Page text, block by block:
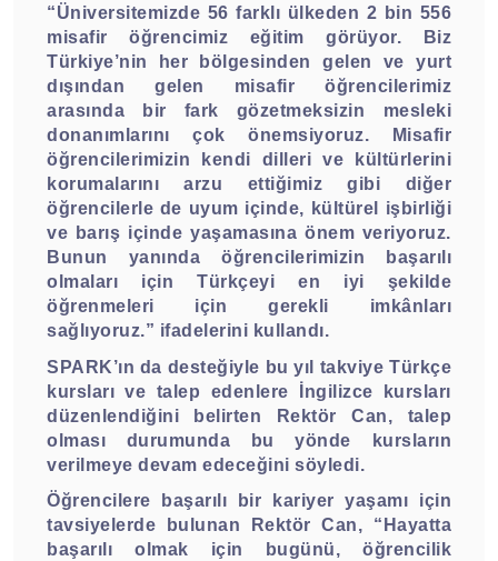
“Üniversitemizde 56 farklı ülkeden 2 bin 556
misafir öğrencimiz eğitim görüyor. Biz
Türkiye’nin her bölgesinden gelen ve yurt
dışından gelen misafir öğrencilerimiz
arasında bir fark gözetmeksizin mesleki
donanımlarını çok önemsiyoruz. Misafir
öğrencilerimizin kendi dilleri ve kültürlerini
korumalarını arzu ettiğimiz gibi diğer
öğrencilerle de uyum içinde, kültürel işbirliği
ve barış içinde yaşamasına önem veriyoruz.
Bunun yanında öğrencilerimizin başarılı
olmaları için Türkçeyi en iyi şekilde
öğrenmeleri için gerekli imkânları
sağlıyoruz.” ifadelerini kullandı.
SPARK’ın da desteğiyle bu yıl takviye Türkçe
kursları ve talep edenlere İngilizce kursları
düzenlendiğini belirten Rektör Can, talep
olması durumunda bu yönde kursların
verilmeye devam edeceğini söyledi.
Öğrencilere başarılı bir kariyer yaşamı için
tavsiyelerde bulunan Rektör Can, “Hayatta
başarılı olmak için bugünü, öğrencilik